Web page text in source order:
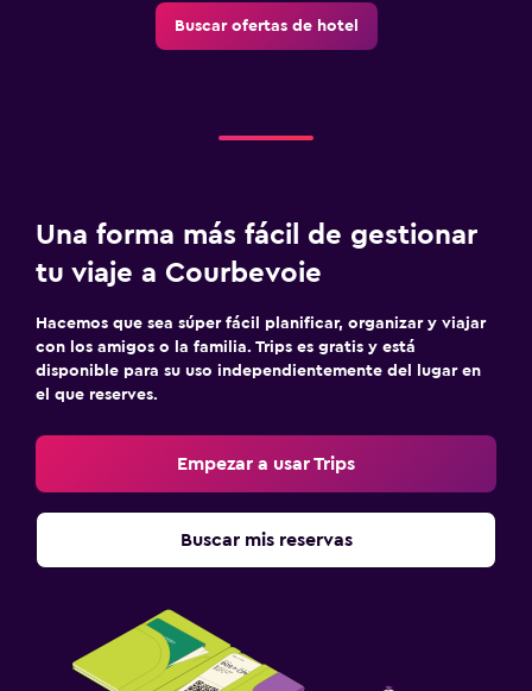
Buscar ofertas de hotel
Una forma más fácil de gestionar
tu viaje a Courbevoie
Hacemos que sea súper fácil planificar, organizar y viajar
con los amigos o la familia. Trips es gratis y está
disponible para su uso independientemente del lugar en
el que reserves.
Empezar a usar Trips
Buscar mis reservas